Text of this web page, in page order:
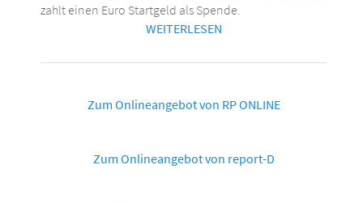
zahlt einen Euro Startgeld als Spende.
WEITERLESEN
Zum Onlineangebot von RP ONLINE
Zum Onlineangebot von report-D